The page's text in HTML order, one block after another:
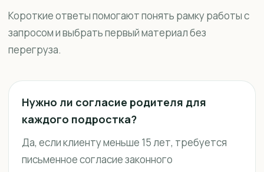
Короткие ответы помогают понять рамку работы с
запросом и выбрать первый материал без
перегруза.
Нужно ли согласие родителя для
каждого подростка?
Да, если клиенту меньше 15 лет, требуется
письменное согласие законного